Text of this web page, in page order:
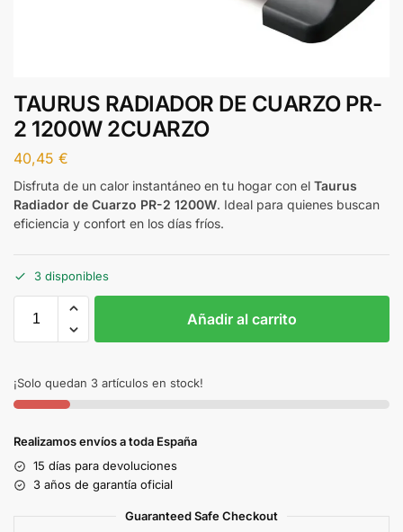
TAURUS RADIADOR DE CUARZO PR-
2 1200W 2CUARZO
40,45 €
Disfruta de un calor instantáneo en tu hogar con el Taurus
Radiador de Cuarzo PR-2 1200W. Ideal para quienes buscan
eficiencia y confort en los días fríos.
3 disponibles
Añadir al carrito
¡Solo quedan 3 artículos en stock!
Realizamos envíos a toda España
15 días para devoluciones
3 años de garantía oficial
Guaranteed Safe Checkout